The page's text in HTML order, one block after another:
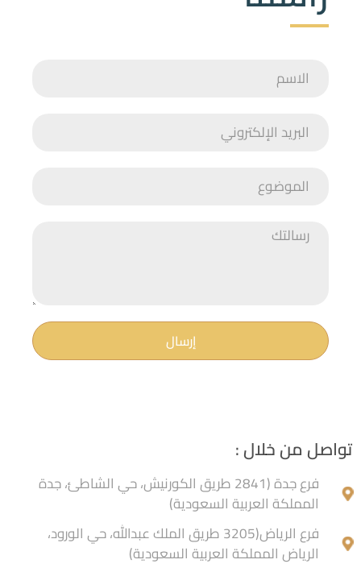
إرسال
تواصل من خلال :
فرع جدة (2841 طريق الكورنيش، حي الشاطئ، جدة
المملكة العربية السعودية)
فرع الرياض(3205 طريق الملك عبدالله، حي الورود،
الرياض المملكة العربية السعودية)